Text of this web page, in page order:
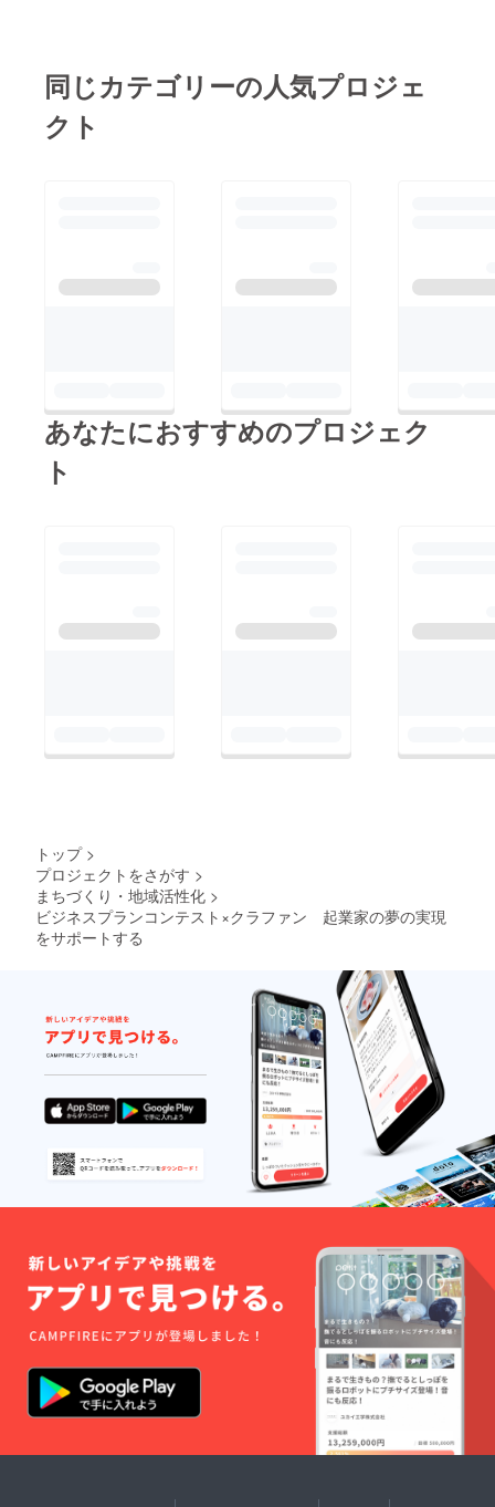
ンツ事業』 《審査員
賞》 渡辺美里様『土
ん https://youtu.be/oFi
Hg7U0CbEwNO9 渡
のプランもとても素晴
search_query=%E5%
8%E3%83%A7%E3%8
3%B3
同じカテゴリーの人気プロジェ
クト
あなたにおすすめのプロジェク
ト
トップ >
プロジェクトをさがす >
まちづくり・地域活性化 >
ビジネスプランコンテスト×クラファン 起業家の夢の実現
をサポートする